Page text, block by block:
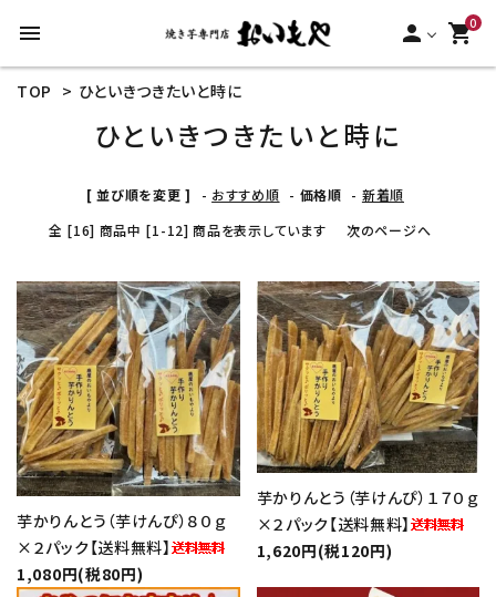
menu person 0
shopping_cart
ACCOUNT MENU
ようこそ ゲスト 様
カテゴリーから探す
冷凍焼き芋【安納芋】
冷凍焼き芋【紅はるか】
生さつまいも
TOP > ひといきつきたいと時に
ひといきつきたいと時に
[ 並び順を変更 ] - おすすめ順 - 価格順 - 新着順
全 [16] 商品中 [1-12] 商品を表示しています
次のページへ
芋かりんとう（芋けんぴ）８０ｇ
×２パック【送料無料】
1,080円(税80円)
favorite
芋かりんとう（芋けんぴ）１７０ｇ
×２パック【送料無料】
1,620円(税120円)
favorite